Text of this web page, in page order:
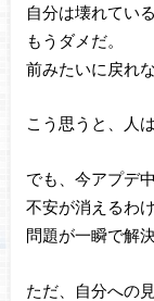
自分は壊れている
もうダメだ。
前みたいに戻れな
こう思うと、人
でも、今アプデ
不安が消えるわ
問題が一瞬で解
ただ、自分への